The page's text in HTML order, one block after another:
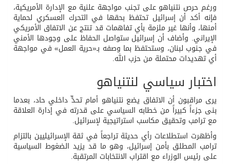
ورغم حرص نتنياهو على تجنب مواجهة علنية مع الإدارة الأمريكية،
فإنه أكد أن إسرائيل تحتفظ بحقها في التحرك العسكري لحماية
أمنها، وأنها غير ملزمة بأي تفاهمات قد تنتج عن الاتفاق الأمريكي
الإيراني. وأضاف أن إسرائيل ستواصل الحفاظ على وجودها الأمني
في جنوب لبنان، وستحتفظ بما وصفه بـ«حرية العمل» في مواجهة
أي تهديدات محتملة من حزب الله.
اختبار سياسي لنتنياهو
يرى مراقبون أن الاتفاق يضع نتنياهو أمام تحدٍّ داخلي حاد، بعدما
بنى جزءاً كبيراً من خطابه السياسي على قدرته في إدارة العلاقة
مع ترامب وتحقيق مكاسب استراتيجية لإسرائيل.
وأظهرت استطلاعات رأي حديثة تراجعاً في ثقة الإسرائيليين بالتزام
ترامب المطلق بأمن إسرائيل، وهو ما قد يزيد الضغوط السياسية
على رئيس الوزراء مع اقتراب الانتخابات المرتقبة.